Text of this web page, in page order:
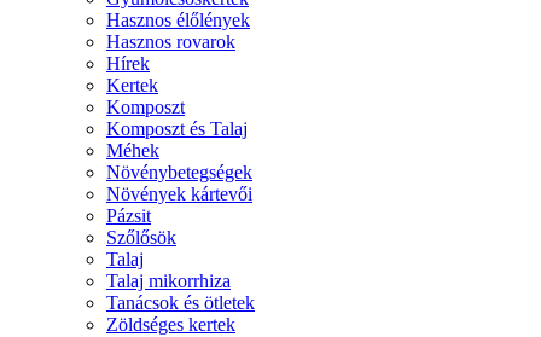
Hasznos élőlények
Hasznos rovarok
Hírek
Kertek
Komposzt
Komposzt és Talaj
Méhek
Növénybetegségek
Növények kártevői
Pázsit
Szőlősök
Talaj
Talaj mikorrhiza
Tanácsok és ötletek
Zöldséges kertek